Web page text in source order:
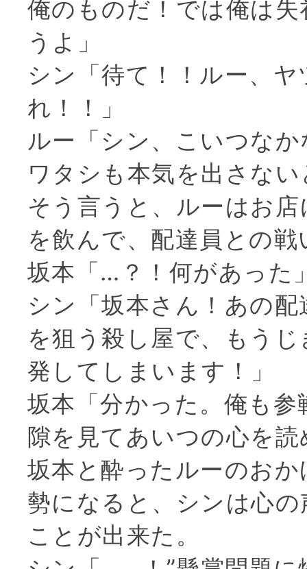
俺のものだ！では俺は
うよ」
シン「待て！！ルー、
れ！！」
ルー「シン、こいつな
ワタシも本気を出さな
そう言うと、ルーはお
を飲んで、配達員との
坂本「…？！何があった
シン「坂本さん！あの
を狙う殺し屋で、もう
発してしまいます！」
坂本「分かった。俺も
隙を見てあいつの心を読
坂本と酔ったルーのお
勢になると、シンは心
ことが出来た。